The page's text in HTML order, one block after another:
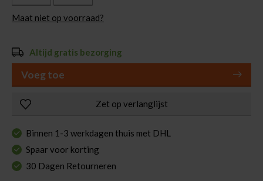
Maat niet op voorraad?
Altijd gratis bezorging
Voeg toe
Zet op verlanglijst
Binnen 1-3 werkdagen thuis met DHL
Spaar voor korting
30 Dagen Retourneren